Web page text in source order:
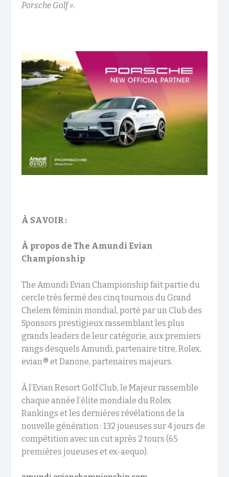
Porsche Golf ».
À SAVOIR :
À propos de The Amundi Evian
Championship
The Amundi Evian Championship fait partie du
cercle très fermé des cinq tournois du Grand
Chelem féminin mondial, porté par un Club des
Sponsors prestigieux rassemblant les plus
grands leaders de leur catégorie, aux premiers
rangs desquels Amundi, partenaire titre, Rolex,
evian® et Danone, partenaires majeurs.
À l’Evian Resort Golf Club, le Majeur rassemble
chaque année l’élite mondiale du Rolex
Rankings et les dernières révélations de la
nouvelle génération : 132 joueuses sur 4 jours de
compétition avec un cut après 2 tours (65
premières joueuses et ex-aequo).